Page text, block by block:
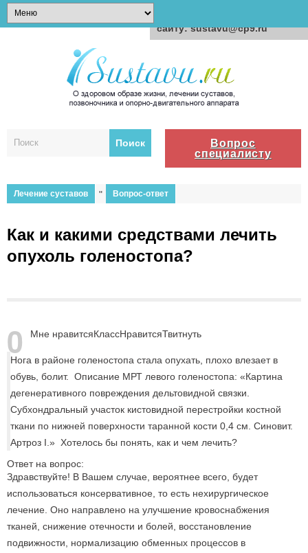
Вопрос
специалисту
Лечение суставов " Вопрос-ответ
Как и какими средствами лечить
опухоль голеностопа?
0 Мне нравитсяКлассНравитсяТвитнуть
Нога в районе голеностопа стала опухать, плохо влезает в
обувь, болит. Описание МРТ левого голеностопа: «Картина
дегенеративного повреждения дельтовидной связки.
Субхондральный участок кистовидной перестройки костной
ткани по нижней поверхности таранной кости 0,4 см. Синовит.
Артроз I.» Хотелось бы понять, как и чем лечить?
Ответ на вопрос:
Здравствуйте! В Вашем случае, вероятнее всего, будет
использоваться консервативное, то есть нехирургическое
лечение. Оно направлено на улучшение кровоснабжения
тканей, снижение отечности и болей, восстановление
подвижности, нормализацию обменных процессов в
сайту: sustavu@cp9.ru